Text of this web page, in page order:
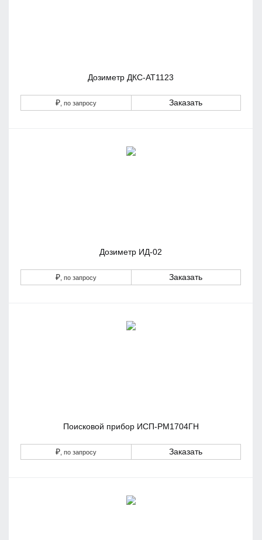
Дозиметр ДКС-АТ1123
₽, по запросу Заказать
Дозиметр ИД-02
₽, по запросу Заказать
Поисковой прибор ИСП-РМ1704ГН
₽, по запросу Заказать